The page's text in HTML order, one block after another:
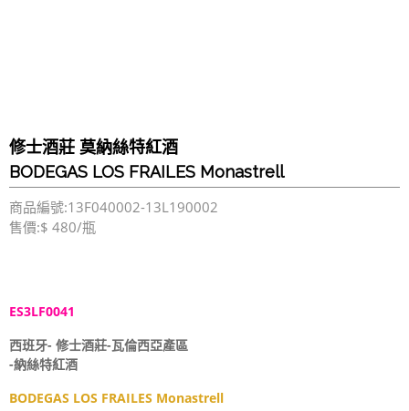
修士酒莊 莫納絲特紅酒
BODEGAS LOS FRAILES Monastrell
商品編號:13F040002-13L190002
售價:$ 480/瓶
ES3LF0041
西班牙- 修士酒莊-瓦倫西亞產區
-納絲特紅酒
BODEGAS LOS FRAILES Monastrell